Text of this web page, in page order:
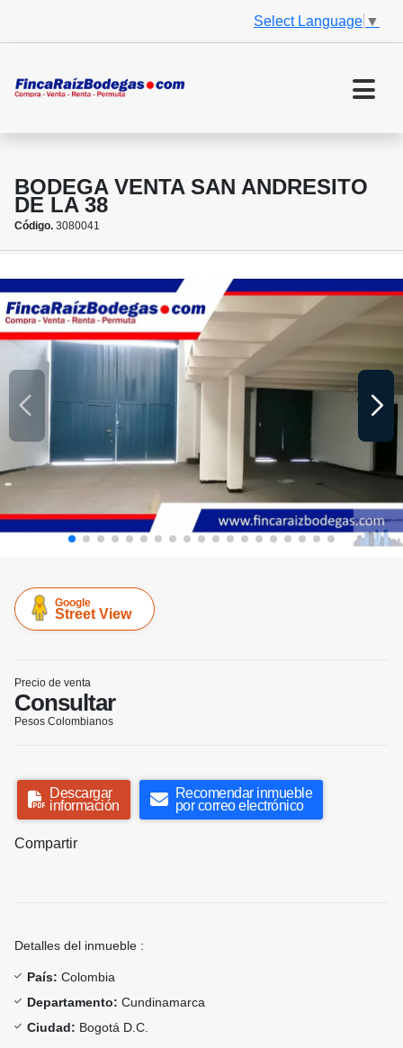
Select Language ▼
BODEGA VENTA SAN ANDRESITO
DE LA 38
Código. 3080041
Google
Street View
Precio de venta
Consultar
Pesos Colombianos
Descargar
información
Recomendar inmueble
por correo electrónico
Compartir
Detalles del inmueble :
País: Colombia
Departamento: Cundinamarca
Ciudad: Bogotá D.C.